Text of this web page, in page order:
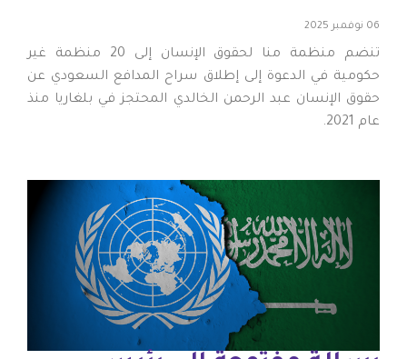
06 نوفمبر 2025
تنضم منظمة منا لحقوق الإنسان إلى 20 منظمة غير
حكومية في الدعوة إلى إطلاق سراح المدافع السعودي عن
حقوق الإنسان عبد الرحمن الخالدي المحتجز في بلغاريا منذ
عام 2021.